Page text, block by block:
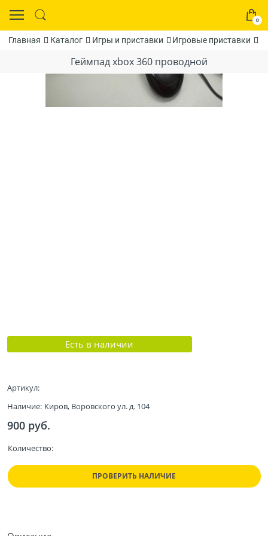
0
Главная Каталог Игры и приставки Игровые приставки
Геймпад xbox 360 проводной
Есть в наличии
Артикул:
Наличие: Киров, Воровского ул. д. 104
900 руб.
Количество:
ПРОВЕРИТЬ НАЛИЧИЕ